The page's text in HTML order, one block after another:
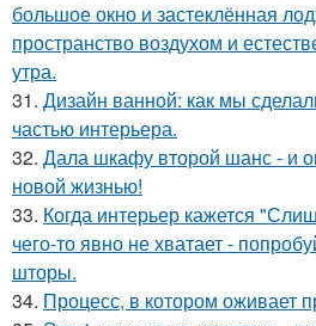
большое окно и застеклённая
пространство воздухом и
утра.
31. Дизайн ванной: как мы
частью интерьера.
32. Дала шкафу второй шанс - и
новой жизнью!
33. Когда интерьер кажется
чего-то явно не хватает -
шторы.
34. Процесс, в котором оживает